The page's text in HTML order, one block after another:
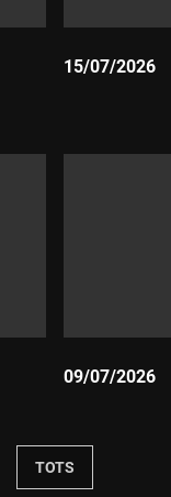
15/07/2026
09/07/2026
TOTS